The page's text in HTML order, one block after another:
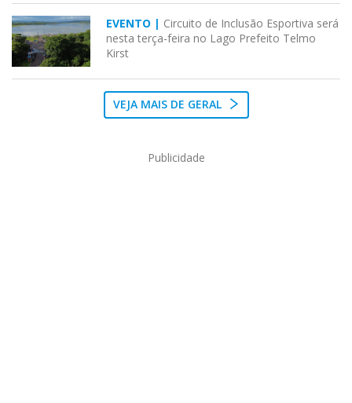
EVENTO | Circuito de Inclusão Esportiva será
nesta terça-feira no Lago Prefeito Telmo
Kirst
VEJA MAIS DE GERAL
Publicidade